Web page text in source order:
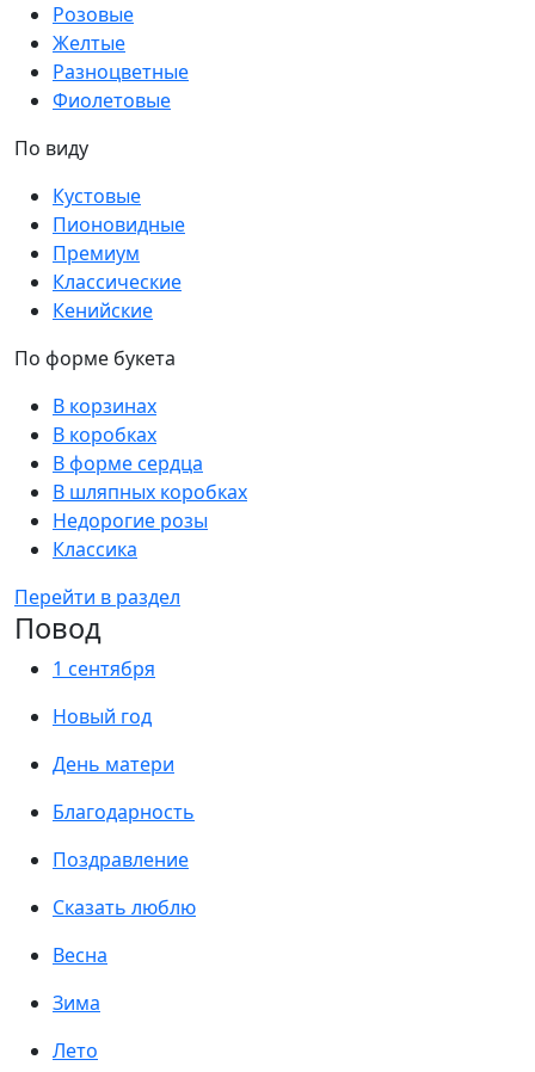
Розовые
Желтые
Разноцветные
Фиолетовые
По виду
Кустовые
Пионовидные
Премиум
Классические
Кенийские
По форме букета
В корзинах
В коробках
В форме сердца
В шляпных коробках
Недорогие розы
Классика
Перейти в раздел
Повод
1 сентября
Новый год
День матери
Благодарность
Поздравление
Сказать люблю
Весна
Зима
Лето